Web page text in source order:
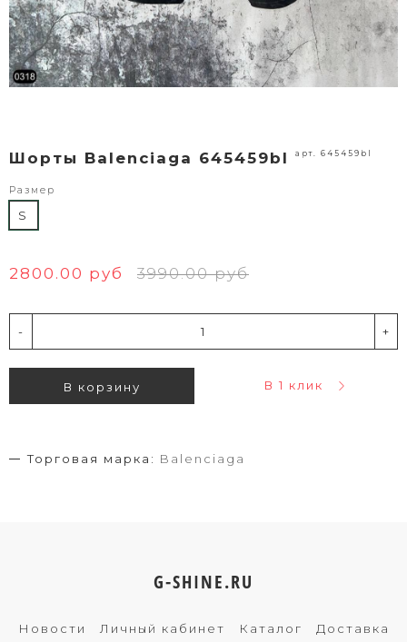
Шорты Balenciaga 645459bl арт. 645459bl
Размер
S
2800.00 руб 3990.00 руб
- +
В корзину В 1 клик
Торговая марка: Balenciaga
G-SHINE.RU
Новости Личный кабинет Каталог Доставка